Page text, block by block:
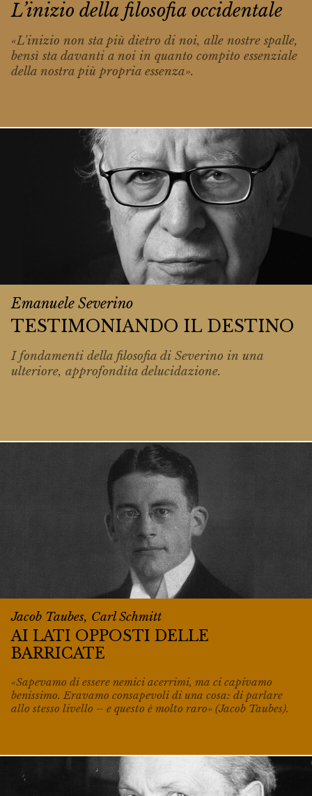
L’inizio della filosofia occidentale
«L'inizio non sta più dietro di noi, alle no­stre spalle,
bensì sta davanti a noi in quan­to compito essenziale
della nostra più pro­pria essenza».
Emanuele Severino
TESTIMONIANDO IL DESTINO
I fondamenti della filosofia di Severino in una
ulteriore, approfondita delucidazione.
Jacob Taubes, Carl Schmitt
AI LATI OPPOSTI DELLE
BARRICATE
«Sapevamo di essere nemici acerrimi, ma ci capivamo
benissimo. Eravamo consapevoli di una cosa: di parlare
allo stesso livello – e questo è molto raro» (Jacob Taubes).